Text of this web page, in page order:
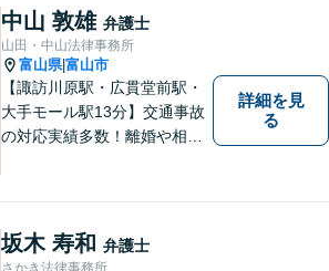
ご相談ください。平日夜間相
談OK！【複数弁護士在籍】
中山 敦雄 弁護士
山田・中山法律事務所
富山県|富山市
【諏訪川原駅・広貫堂前駅・
大手モール駅13分】交通事故
の対応実績多数！離婚や相続
抱える前に、私と一緒に最善
策がないか考えてみません
か？【複数弁護士在籍】
詳細を見
る
坂木 寿和 弁護士
さかき法律事務所